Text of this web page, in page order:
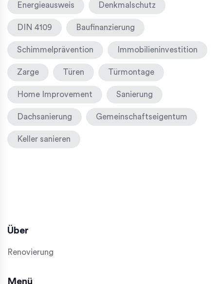
Energieausweis Denkmalschutz
DIN 4109 Baufinanzierung
Schimmelprävention Immobilieninvestition
Zarge Türen Türmontage
Home Improvement Sanierung
Dachsanierung Gemeinschaftseigentum
Keller sanieren
Über
Renovierung
Menü